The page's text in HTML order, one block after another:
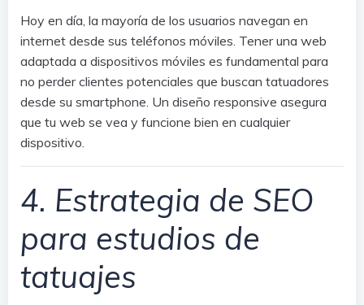
Hoy en día, la mayoría de los usuarios navegan en
internet desde sus teléfonos móviles. Tener una web
adaptada a dispositivos móviles es fundamental para
no perder clientes potenciales que buscan tatuadores
desde su smartphone. Un diseño responsive asegura
que tu web se vea y funcione bien en cualquier
dispositivo.
4. Estrategia de SEO
para estudios de
tatuajes